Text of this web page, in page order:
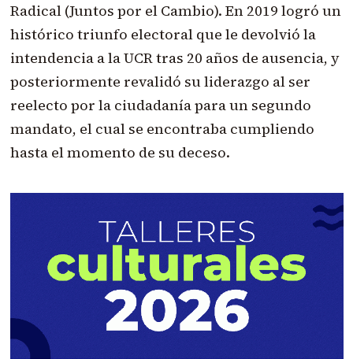
Radical (Juntos por el Cambio). En 2019 logró un
histórico triunfo electoral que le devolvió la
intendencia a la UCR tras 20 años de ausencia, y
posteriormente revalidó su liderazgo al ser
reelecto por la ciudadanía para un segundo
mandato, el cual se encontraba cumpliendo
hasta el momento de su deceso.